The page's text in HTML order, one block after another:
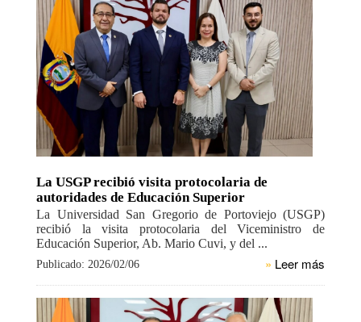
La USGP recibió visita protocolaria de
autoridades de Educación Superior
La Universidad San Gregorio de Portoviejo (USGP)
recibió la visita protocolaria del Viceministro de
Educación Superior, Ab. Mario Cuvi, y del ...
Publicado: 2026/02/06 » Leer más